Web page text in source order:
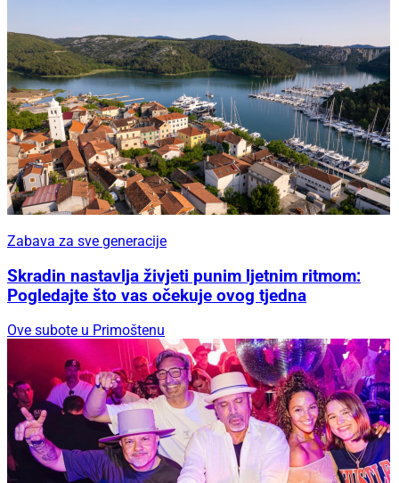
Zabava za sve generacije
Skradin nastavlja živjeti punim ljetnim ritmom:
Pogledajte što vas očekuje ovog tjedna
Ove subote u Primoštenu